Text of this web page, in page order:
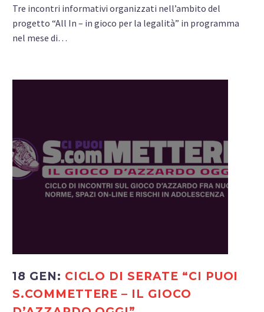
Tre incontri informativi organizzati nell’ambito del
progetto “All In – in gioco per la legalità” in programma
nel mese di…
18 GEN: CICLO DI SERATE “CI PUOI
S.COMMETTERE – IL GIOCO